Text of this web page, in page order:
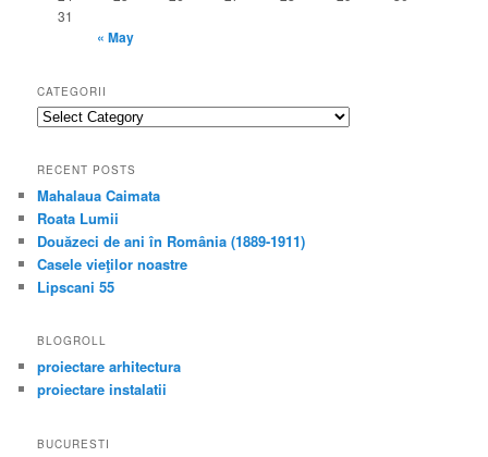
31
« May
CATEGORII
categorii
RECENT POSTS
Mahalaua Caimata
Roata Lumii
Douăzeci de ani în România (1889-1911)
Casele vieţilor noastre
Lipscani 55
BLOGROLL
proiectare arhitectura
proiectare instalatii
BUCURESTI